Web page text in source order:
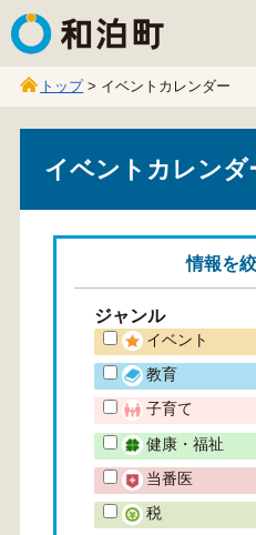
和泊町
トップ> イベントカレンダー
イベントカレンダ
情報を
ジャンル
イベント
教育
子育て
健康・福祉
当番医
税